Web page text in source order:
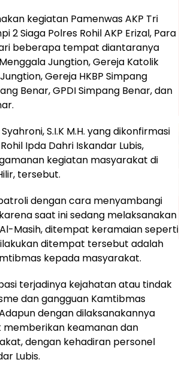
kegiatan Pamenwas AKP Tri
2 Siaga Polres Rohil AKP Erizal, Para
beberapa tempat diantaranya
Jungtion, Gereja Katolik
Gereja HKBP Simpang
Benar, GPDI Simpang Benar, dan
S.I.K M.H. yang dikonfirmasi
Ipda Dahri Iskandar Lubis,
kegiatan masyarakat di
tersebut.
dengan cara menyambangi
saat ini sedang melaksanakan
Masih, ditempat keramaian seperti
ditempat tersebut adalah
kepada masyarakat.
terjadinya kejahatan atau tindak
dan gangguan Kamtibmas
dengan dilaksanakannya
keamanan dan
dengan kehadiran personel
Lubis.